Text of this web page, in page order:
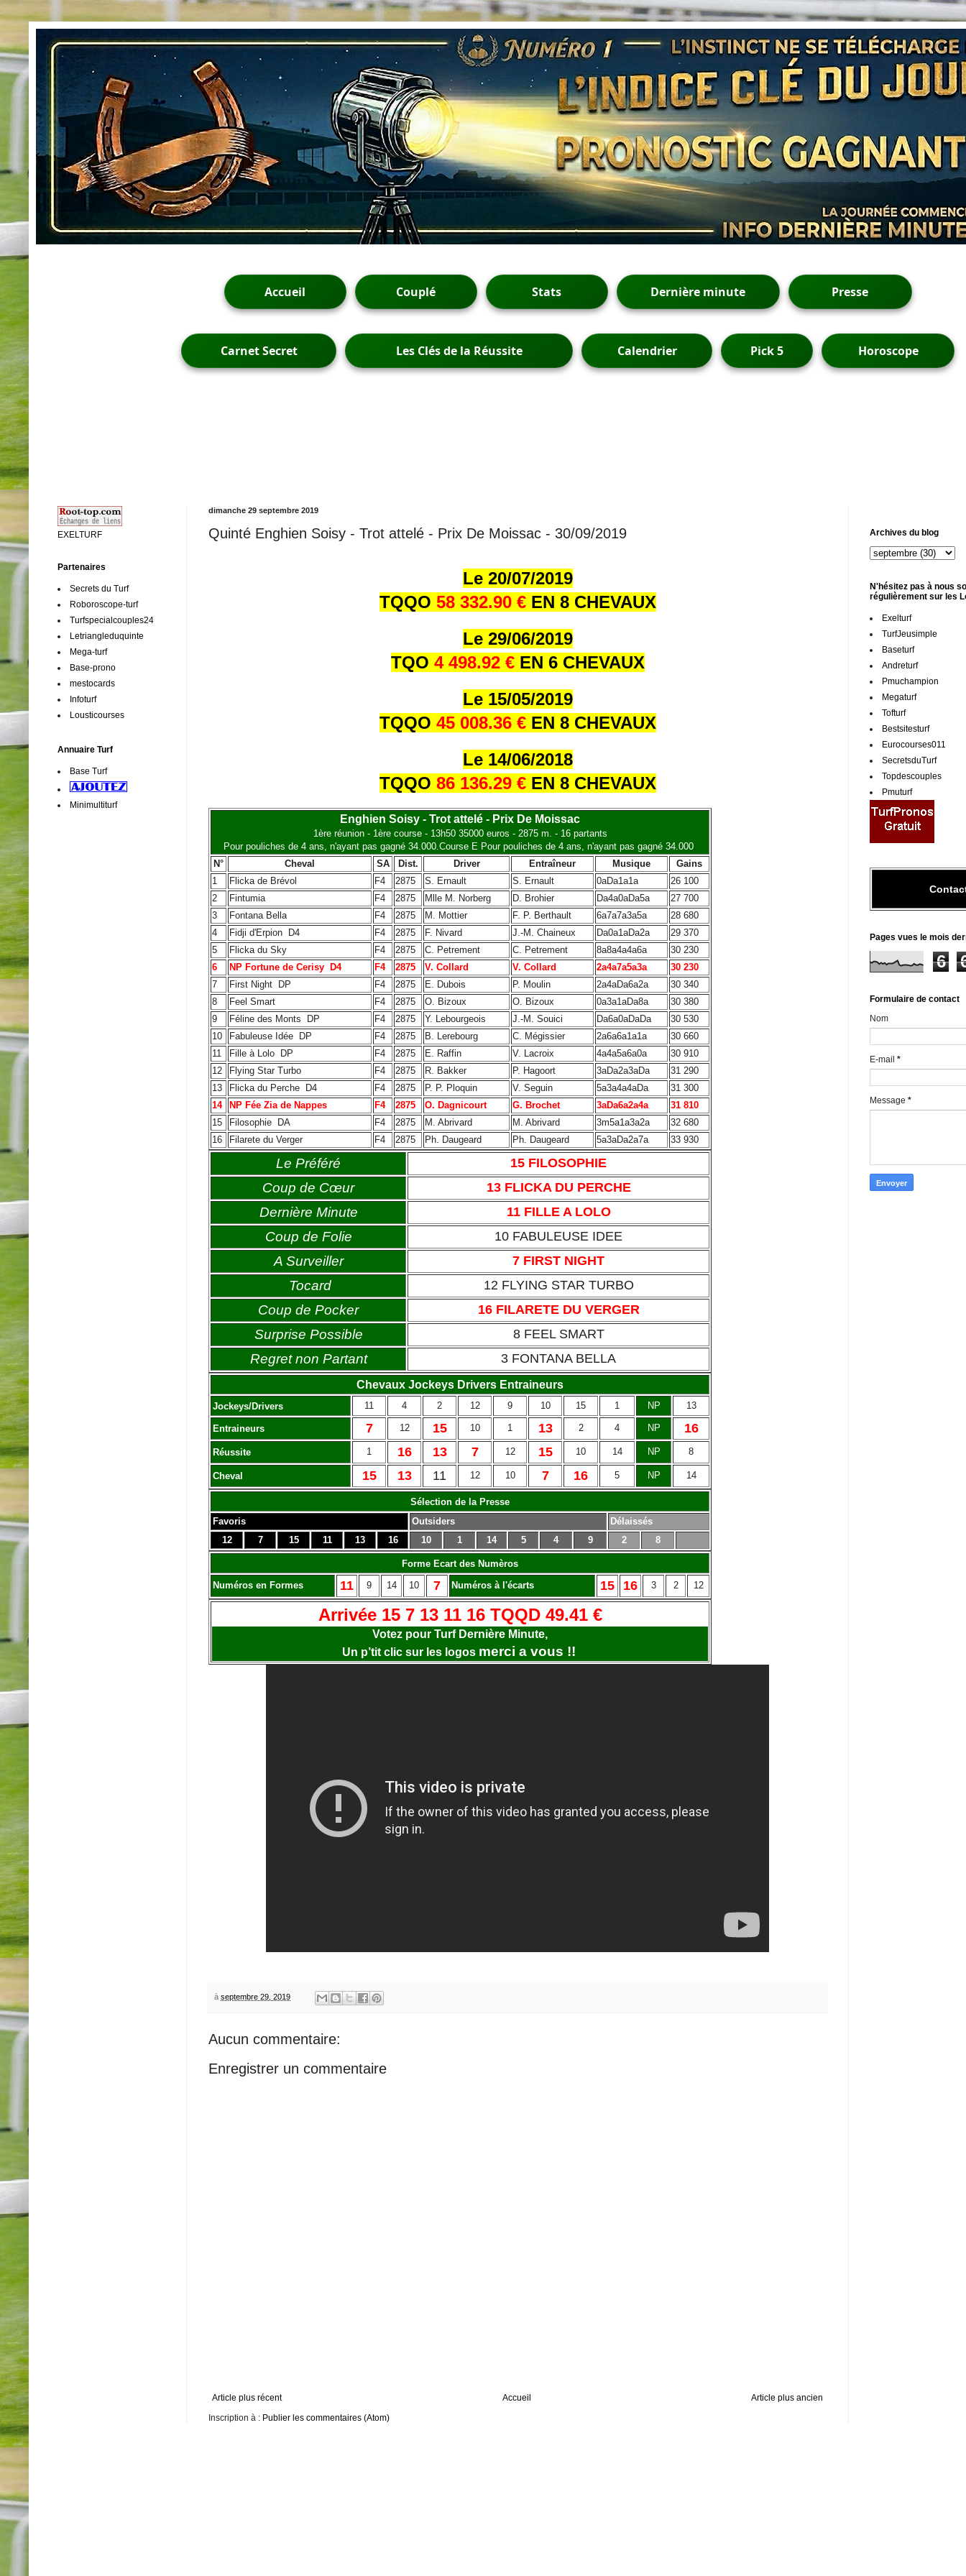
Accueil Couplé Stats Dernière minute Presse
Carnet Secret Les Clés de la Réussite Calendrier Pick 5 Horoscope
dimanche 29 septembre 2019
Quinté Enghien Soisy - Trot attelé - Prix De Moissac - 30/09/2019
Le 20/07/2019
TQQO 58 332.90 €EN 8 CHEVAUX
Le 29/06/2019
TQO 4 498.92 €EN 6 CHEVAUX
Le 15/05/2019
TQQO 45 008.36 €EN 8 CHEVAUX
Le 14/06/2018
TQQO 86 136.29 €EN 8 CHEVAUX
Enghien Soisy - Trot attelé - Prix De Moissac
1ère réunion - 1ère course - 13h50 35000 euros - 2875 m. - 16 partants
Pour pouliches de 4 ans, n'ayant pas gagné 34.000.Course E Pour pouliches de 4 ans, n'ayant pas gagné 34.000.
N°
Cheval SA Dist. Driver Entraîneur Musique
Gains
1
Flicka de Brévol F4 2875 S. Ernault S. Ernault 0aDa1a1a
26 100
2
Fintumia F4 2875 Mlle M. Norberg D. Brohier Da4a0aDa5a
27 700
3
Fontana Bella F4 2875 M. Mottier F. P. Berthault 6a7a7a3a5a
28 680
4
Fidji d'Erpion D4 F4 2875 F. Nivard J.-M. Chaineux Da0a1aDa2a
29 370
5
Flicka du Sky F4 2875 C. Petrement C. Petrement 8a8a4a4a6a
30 230
6
NP Fortune de Cerisy D4 F4 2875 V. Collard V. Collard 2a4a7a5a3a
30 230
7
First Night DP F4 2875 E. Dubois P. Moulin 2a4aDa6a2a
30 340
8
Feel Smart F4 2875 O. Bizoux O. Bizoux 0a3a1aDa8a
30 380
9
Féline des Monts DP F4 2875 Y. Lebourgeois J.-M. Souici Da6a0aDaDa
30 530
10
Fabuleuse Idée DP F4 2875 B. Lerebourg C. Mégissier 2a6a6a1a1a
30 660
11
Fille à Lolo DP F4 2875 E. Raffin V. Lacroix 4a4a5a6a0a
30 910
12
Flying Star Turbo F4 2875 R. Bakker P. Hagoort 3aDa2a3aDa
31 290
13
Flicka du Perche D4 F4 2875 P. P. Ploquin V. Seguin 5a3a4a4aDa
31 300
14
NP Fée Zia de Nappes F4 2875 O. Dagnicourt G. Brochet 3aDa6a2a4a
31 810
15
Filosophie DA F4 2875 M. Abrivard M. Abrivard 3m5a1a3a2a
32 680
16
Filarete du Verger F4 2875 Ph. Daugeard Ph. Daugeard 5a3aDa2a7a 33 930
Le Préféré 15 FILOSOPHIE
Coup de Cœur 13 FLICKA DU PERCHE
Dernière Minute 11 FILLE A LOLO
Coup de Folie 10 FABULEUSE IDEE
A Surveiller 7 FIRST NIGHT
Tocard 12 FLYING STAR TURBO
Coup de Pocker 16 FILARETE DU VERGER
Surprise Possible 8 FEEL SMART
Regret non Partant 3 FONTANA BELLA
Chevaux Jockeys Drivers Entraineurs
Jockeys/Drivers 11 4 2 12 9 10 15 1 NP 13
Entraineurs 7 12 15 10 1 13 2 4 NP 16
Réussite 1 16 13 7 12 15 10 14 NP 8
Cheval 15 13 11 12 10 7 16 5 NP 14
Sélection de la Presse
Favoris
Outsiders
Délaissés
12
7 15 11 13 16 10 1 14 5 4 9 2 8
Forme Ecart des Numèros
Numéros en Formes
11 9 14 10 7 Numéros à l'écarts 15 16 3 2 12
Arrivée 15 7 13 11 16 TQQD 49.41 €
Votez pour Turf Dernière Minute,
Un p’tit clic sur les logos merci a vous !!
à septembre 29, 2019
Aucun commentaire:
Enregistrer un commentaire
Article plus récent Article plus ancien
Accueil
Inscription à : Publier les commentaires (Atom)
EXELTURF
Partenaires
Secrets du Turf
Roboroscope-turf
Turfspecialcouples24
Letriangleduquinte
Mega-turf
Base-prono
mestocards
Infoturf
Lousticourses
Annuaire Turf
Base Turf
Minimultiturf
Archives du blog
N'hésitez pas à nous
régulièrement sur les
Exelturf
TurfJeusimple
Baseturf
Andreturf
Pmuchampion
Megaturf
Tofturf
Bestsitesturf
Eurocourses011
SecretsduTurf
Topdescouples
Pmuturf
Pages vues le mois
6
Formulaire de contact
Nom
E-mail *
Message *